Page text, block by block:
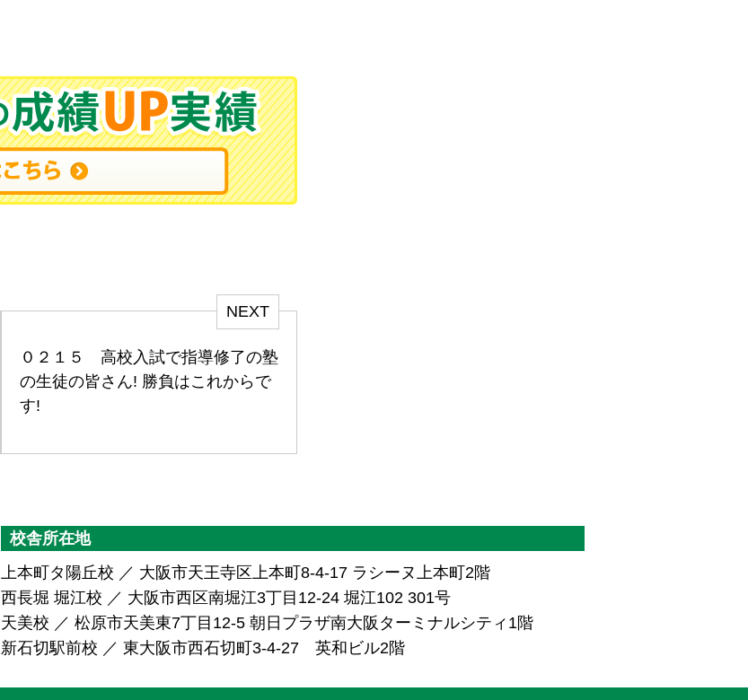
NEXT
０２１５ 高校入試で指導修了の塾
の生徒の皆さん! 勝負はこれからで
す!
校舎所在地
上本町タ陽丘校 ／ 大阪市天王寺区上本町8-4-17 ラシーヌ上本町2階
西長堀 堀江校 ／ 大阪市西区南堀江3丁目12-24 堀江102 301号
天美校 ／ 松原市天美東7丁目12-5 朝日プラザ南大阪ターミナルシティ1階
新石切駅前校 ／ 東大阪市西石切町3-4-27 英和ビル2階